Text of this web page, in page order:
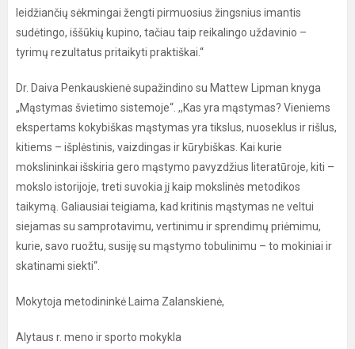
leidžiančių sėkmingai žengti pirmuosius žingsnius imantis
sudėtingo, iššūkių kupino, tačiau taip reikalingo uždavinio –
tyrimų rezultatus pritaikyti praktiškai.“
Dr. Daiva Penkauskienė supažindino su Mattew Lipman knyga
„Mąstymas švietimo sistemoje“. ,,Kas yra mąstymas? Vieniems
ekspertams kokybiškas mąstymas yra tikslus, nuoseklus ir rišlus,
kitiems – išplėstinis, vaizdingas ir kūrybiškas. Kai kurie
mokslininkai išskiria gero mąstymo pavyzdžius literatūroje, kiti –
mokslo istorijoje, treti suvokia jį kaip mokslinės metodikos
taikymą. Galiausiai teigiama, kad kritinis mąstymas ne veltui
siejamas su samprotavimu, vertinimu ir sprendimų priėmimu,
kurie, savo ruožtu, susiję su mąstymo tobulinimu – to mokiniai ir
skatinami siekti“.
Mokytoja metodininkė Laima Zalanskienė,
Alytaus r. meno ir sporto mokykla